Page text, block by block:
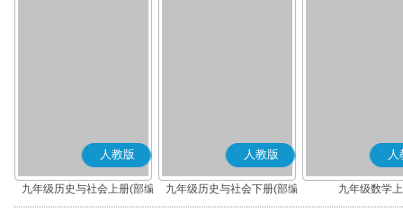
人教版
九年级历史与社会上册(部编
版)
人教版
九年级历史与社会下册(部编
版)
人
九年级数学